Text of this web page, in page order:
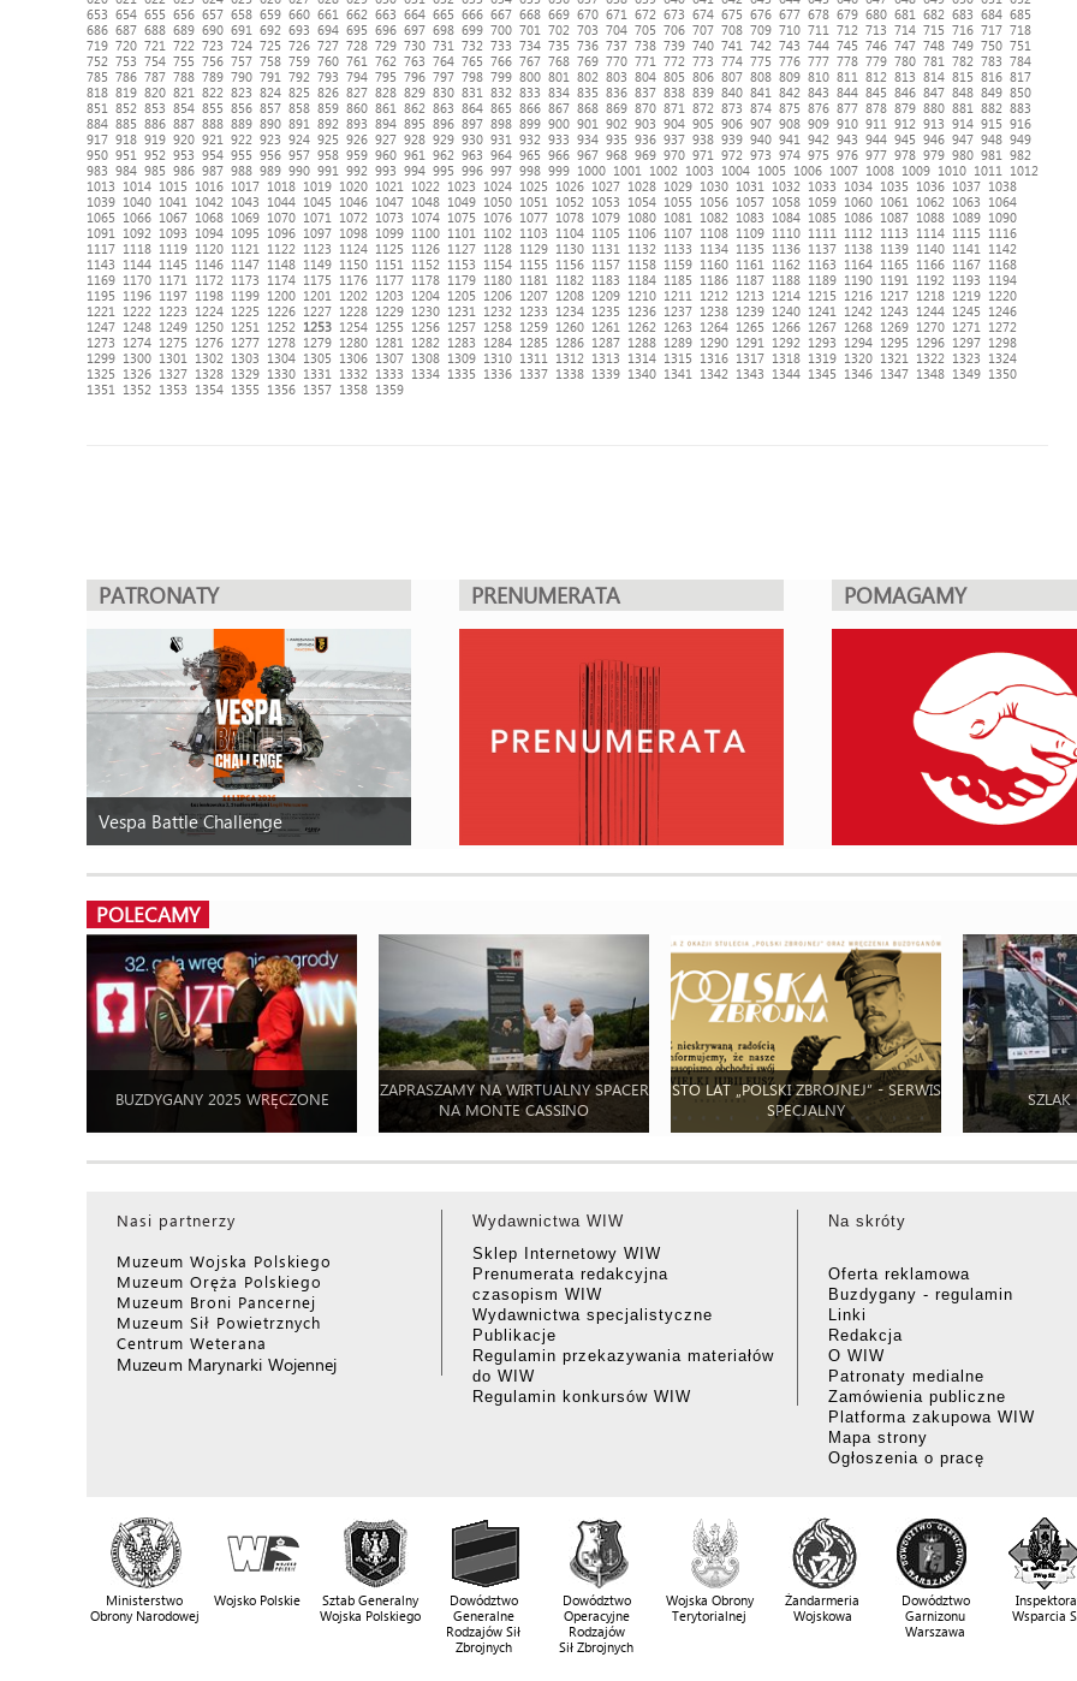
653 654 655 656 657 658 659 660 661 662 663 664 665 666 667 668 669 670 671 672 673 674 675 676 677 678 679 680 681 682 683 684 685
686 687 688 689 690 691 692 693 694 695 696 697 698 699 700 701 702 703 704 705 706 707 708 709 710 711 712 713 714 715 716 717 718
719 720 721 722 723 724 725 726 727 728 729 730 731 732 733 734 735 736 737 738 739 740 741 742 743 744 745 746 747 748 749 750 751
752 753 754 755 756 757 758 759 760 761 762 763 764 765 766 767 768 769 770 771 772 773 774 775 776 777 778 779 780 781 782 783 784
785 786 787 788 789 790 791 792 793 794 795 796 797 798 799 800 801 802 803 804 805 806 807 808 809 810 811 812 813 814 815 816 817
818 819 820 821 822 823 824 825 826 827 828 829 830 831 832 833 834 835 836 837 838 839 840 841 842 843 844 845 846 847 848 849 850
851
852 853 854 855 856 857 858 859 860 861 862 863 864 865 866 867 868 869 870 871 872 873 874 875 876 877 878 879 880 881 882 883
884 885 886 887 888 889 890 891 892 893 894 895 896 897 898 899 900 901 902 903 904 905 906 907 908 909 910 911 912 913 914 915 916
917 918 919 920 921 922 923 924 925 926 927 928 929 930 931 932 933 934 935 936 937 938 939 940 941 942 943 944 945 946 947 948 949
950 951 952 953 954 955 956 957 958 959 960 961 962 963 964 965 966 967 968 969 970 971 972 973 974 975 976 977 978 979 980 981
982
983 984 985 986 987 988 989 990 991 992 993 994 995 996 997 998 999 1000 1001 1002 1003 1004 1005 1006 1007 1008 1009 1010 1011
1012
1013
1014 1015 1016 1017 1018 1019 1020 1021 1022 1023 1024 1025 1026 1027 1028 1029 1030 1031 1032 1033 1034 1035 1036 1037 1038
1039 1040 1041 1042 1043 1044 1045 1046 1047 1048 1049 1050 1051 1052 1053 1054 1055 1056 1057 1058 1059 1060 1061 1062 1063
1064
1065
1066 1067 1068 1069 1070 1071 1072 1073 1074 1075 1076 1077 1078 1079 1080 1081 1082 1083 1084 1085 1086 1087 1088 1089 1090
1091
1092 1093 1094 1095 1096 1097 1098 1099 1100 1101 1102 1103 1104 1105 1106 1107 1108 1109 1110 1111 1112 1113 1114 1115
1116
1117 1118 1119 1120 1121 1122 1123 1124 1125 1126 1127 1128 1129 1130 1131 1132 1133 1134 1135 1136 1137 1138 1139 1140 1141
1142
1143
1144 1145 1146 1147 1148 1149 1150 1151 1152 1153 1154 1155 1156 1157 1158 1159 1160 1161 1162 1163 1164 1165 1166 1167 1168
1169 1170 1171 1172 1173 1174 1175 1176 1177 1178 1179 1180 1181 1182 1183 1184 1185 1186 1187 1188 1189 1190 1191 1192 1193
1194
1195
1196 1197 1198 1199 1200 1201 1202 1203 1204 1205 1206 1207 1208 1209 1210 1211 1212 1213 1214 1215 1216 1217 1218 1219 1220
1221
1222 1223 1224 1225 1226 1227 1228 1229 1230 1231 1232 1233 1234 1235 1236 1237 1238 1239 1240 1241 1242 1243 1244 1245
1246
1247 1248 1249 1250 1251 1252 1253 1254 1255 1256 1257 1258 1259 1260 1261 1262 1263 1264 1265 1266 1267 1268 1269 1270 1271
1272
1273
1274 1275 1276 1277 1278 1279 1280 1281 1282 1283 1284 1285 1286 1287 1288 1289 1290 1291 1292 1293 1294 1295 1296 1297 1298
1299 1300 1301 1302 1303 1304 1305 1306 1307 1308 1309 1310 1311 1312 1313 1314 1315 1316 1317 1318 1319 1320 1321 1322 1323
1324
1325
1326 1327 1328 1329 1330 1331 1332 1333 1334 1335 1336 1337 1338 1339 1340 1341 1342 1343 1344 1345 1346 1347 1348 1349 1350
1351
1352 1353 1354 1355 1356 1357 1358 1359
PATRONATY
Vespa Battle Challenge
PRENUMERATA POMAGAMY
POLECAMY
BUZDYGANY 2025 WRĘCZONE
ZAPRASZAMY NA WIRTUALNY SPACER
NA MONTE CASSINO
STO LAT „POLSKI ZBROJNEJ” - SERWIS
SPECJALNY
SZLAK
Nasi partnerzy
Muzeum Wojska Polskiego
Muzeum Oręża Polskiego
Muzeum Broni Pancernej
Muzeum Sił Powietrznych
Centrum Weterana
Muzeum Marynarki Wojennej
Wydawnictwa WIW
Sklep Internetowy WIW
Prenumerata redakcyjna
czasopism WIW
Wydawnictwa specjalistyczne
Publikacje
Regulamin przekazywania materiałów
do WIW
Regulamin konkursów WIW
Na skróty
Oferta reklamowa
Buzdygany - regulamin
Linki
Redakcja
O WIW
Patronaty medialne
Zamówienia publiczne
Platforma zakupowa WIW
Mapa strony
Ogłoszenia o pracę
Ministerstwo
Obrony Narodowej
Wojsko Polskie
Sztab Generalny
Wojska Polskiego
Dowództwo
Generalne
Rodzajów Sił
Zbrojnych
Dowództwo
Operacyjne
Rodzajów
Sił Zbrojnych
Wojska Obrony
Terytorialnej
Żandarmeria
Wojskowa
Dowództwo
Garnizonu
Warszawa
Wsparcia